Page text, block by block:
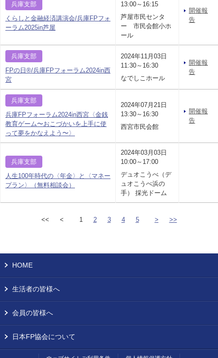
兵庫支部
くらしと金融経済講演会/兵庫FPフォ
ーラム2025in芦屋
13:00～16:15
芦屋市民センタ
ー 市民会館小ホ
ール
開催報
告
兵庫支部
FPの日®/兵庫FPフォーラム2024in西
宮
2024年11月03日
11:30～16:30
なでしこホール
開催報
告
兵庫支部
兵庫FPフォーラム2024in西宮〈金銭
教育ゲーム〜おこづかいを上手に使
って夢をかなえよう〜〉
2024年07月21日
13:30～16:30
西宮市民会館
開催報
告
兵庫支部
人生100年時代の〈年金〉と〈マネー
プラン〉（無料相談会）
2024年03月03日
10:00～17:00
デュオこうべ（デ
ュオこうべ浜の
手） 採光ドーム
<< < 1 2 3 4 5 > >>
HOME
生活者の皆様へ
会員の皆様へ
日本FP協会について